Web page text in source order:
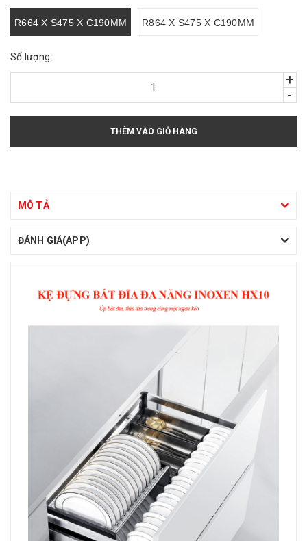
R664 X S475 X C190MM R864 X S475 X C190MM
Số lượng:
+
-
THÊM VÀO GIỎ HÀNG
MÔ TẢ
ĐÁNH GIÁ(APP)